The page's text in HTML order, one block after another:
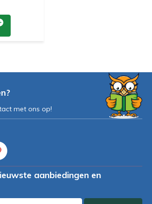
met ons op!
aanbiedingen en